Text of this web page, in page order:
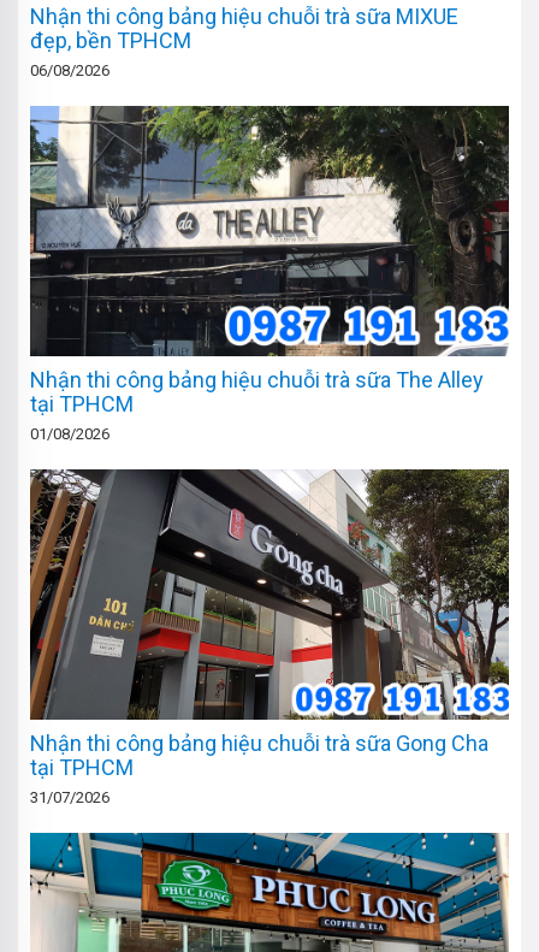
Nhận thi công bảng hiệu chuỗi trà sữa MIXUE
đẹp, bền TPHCM
06/08/2026
Nhận thi công bảng hiệu chuỗi trà sữa The Alley
tại TPHCM
01/08/2026
Nhận thi công bảng hiệu chuỗi trà sữa Gong Cha
tại TPHCM
31/07/2026